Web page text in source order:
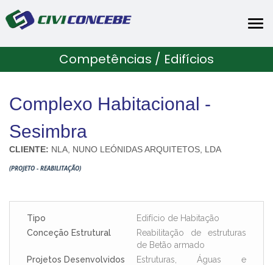
Competências / Edifícios
Complexo Habitacional -
Sesimbra
CLIENTE: NLA, NUNO LEÓNIDAS ARQUITETOS, LDA
(PROJETO - REABILITAÇÃO)
Tipo
Edifício de Habitação
Conceção Estrutural
Reabilitação de estruturas
de Betão armado
Projetos Desenvolvidos
Estruturas, Águas e